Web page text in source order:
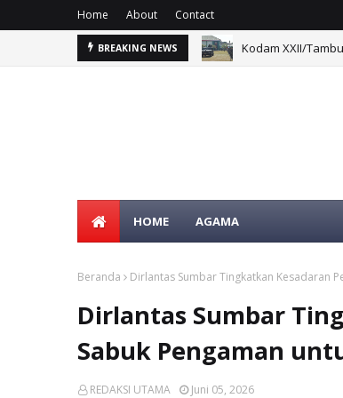
Home About Contact
BREAKING NEWS Kodam XXII/
HOME AGAMA
Beranda Dirlantas Sumbar Tingkatkan Kesadaran
Dirlantas Sumbar
Sabuk Pengaman
REDAKSI UTAMA Juni 05, 2026